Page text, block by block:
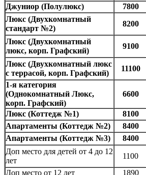
Джуниор (Полулюкс) 7800
Люкс (Двухкомнатный
стандарт №2)
8200
Люкс (Двухкомнатный
люкс, корп. Графский)
9100
Люкс (Двухкомнатный люкс
с террасой, корп. Графский)
11100
1-я категория
(Однокомнатный Люкс,
корп. Графский)
6600
Люкс (Коттедж №1) 8100
Апартаменты (Коттедж №2)
8400
Апартаменты (Коттедж №3)
8400
Доп место для детей от 4 до 12
лет
1100
Доп место от 12 лет
1890